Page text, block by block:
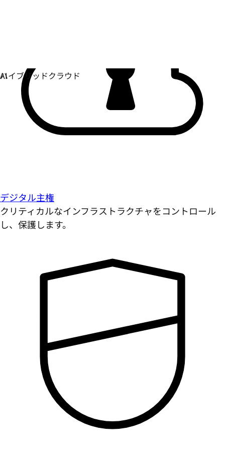
デジタル主権
クリティカルなインフラストラクチャをコントロール
し、保護します。